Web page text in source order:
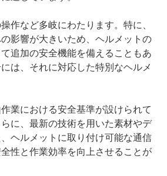
作など多岐にわたります。特に、
影響が大きいため、ヘルメットの
追加の安全機能を備えることもあ
は、それに対応した特別なヘルメ
業における安全基準が設けられて
に、最新の技術を用いた素材やデ
ヘルメットに取り付け可能な通信
性と作業効率を向上させることが